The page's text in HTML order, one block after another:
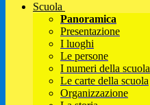
Scuola
Panoramica
Presentazione
I luoghi
Le persone
I numeri della scuola
Le carte della scuola
Organizzazione